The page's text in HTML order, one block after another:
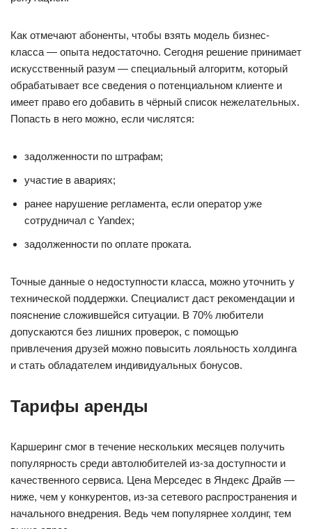
Как отмечают абоненты, чтобы взять модель бизнес-
класса — опыта недостаточно. Сегодня решение принимает
искусственный разум — специальный алгоритм, который
обрабатывает все сведения о потенциальном клиенте и
имеет право его добавить в чёрный список нежелательных.
Попасть в него можно, если числятся:
задолженности по штрафам;
участие в авариях;
ранее нарушение регламента, если оператор уже
сотрудничал с Yandex;
задолженности по оплате проката.
Точные данные о недоступности класса, можно уточнить у
технической поддержки. Специалист даст рекомендации и
пояснение сложившейся ситуации. В 70% любители
допускаются без лишних проверок, с помощью
привлечения друзей можно повысить лояльность холдинга
и стать обладателем индивидуальных бонусов.
Тарифы аренды
Каршеринг смог в течение нескольких месяцев получить
популярность среди автолюбителей из-за доступности и
качественного сервиса. Цена Мерседес в Яндекс Драйв —
ниже, чем у конкурентов, из-за сетевого распространения и
начального внедрения. Ведь чем популярнее холдинг, тем